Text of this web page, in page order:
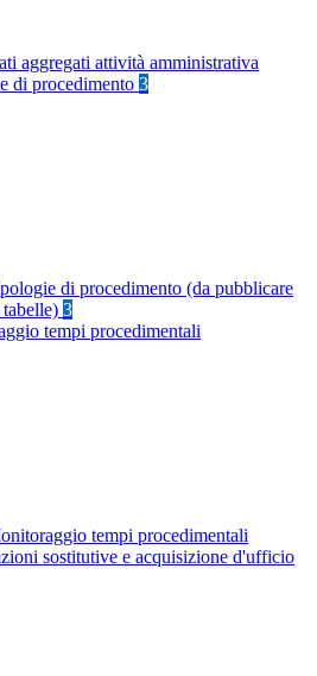
aggregati attività amministrativa
di procedimento 3
di procedimento (da pubblicare
3
tempi procedimentali
tempi procedimentali
sostitutive e acquisizione d'ufficio